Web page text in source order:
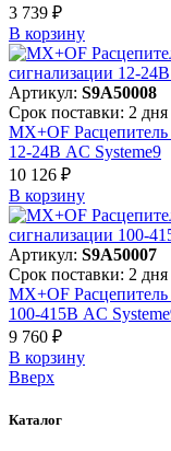
3 739 ₽
В корзинy
Артикул: S9A50008
Срок поставки: 2 дня
MX+OF
12-24В AC Systeme9
10 126 ₽
В корзинy
Артикул: S9A50007
Срок поставки: 2 дня
MX+OF
100-415В AC
9 760 ₽
В корзинy
Вверх
Каталог